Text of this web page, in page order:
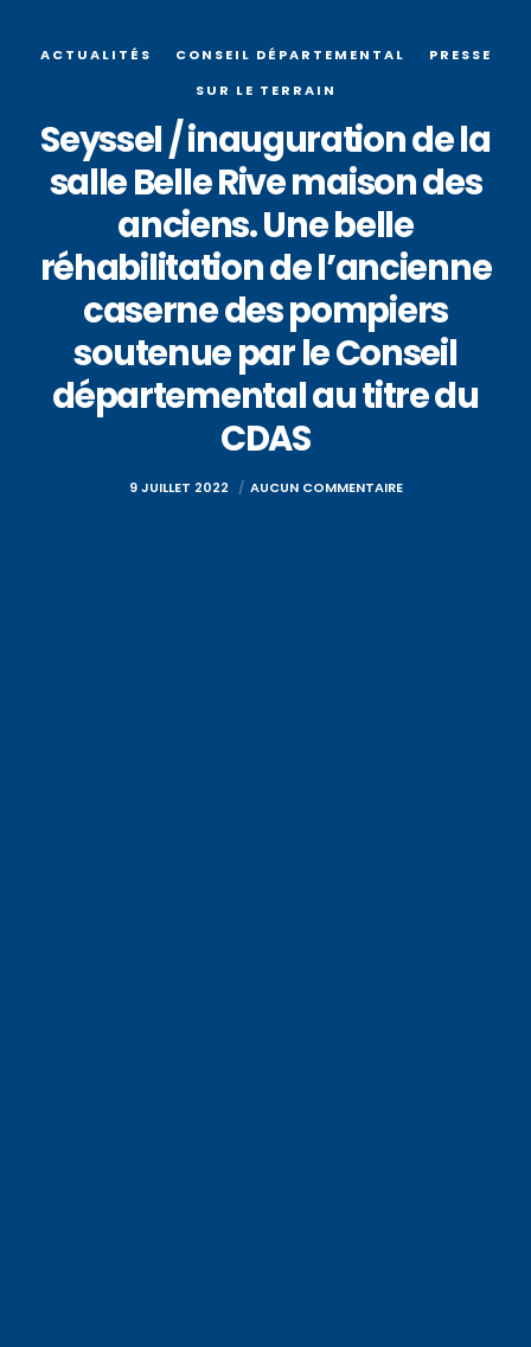
ACTUALITÉS CONSEIL DÉPARTEMENTAL
PRESSE
SUR LE TERRAIN
Seyssel / inauguration de la
salle Belle Rive maison des
anciens. Une belle
réhabilitation de l’ancienne
caserne des pompiers
soutenue par le Conseil
départemental au titre du
CDAS
9 JUILLET 2022 AUCUN COMMENTAIRE